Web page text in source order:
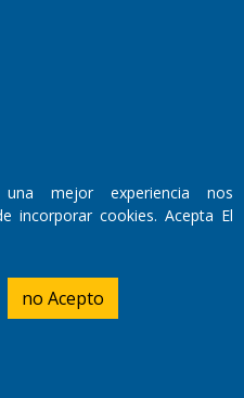
mejor experiencia nos
incorporar cookies. Acepta El
no Acepto